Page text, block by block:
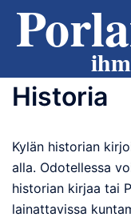
Skip
content
Historia
Kylän historian
alla. Odotellessa
historian kirjaa tai
lainattavissa